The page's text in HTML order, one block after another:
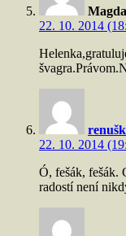
Magda
22. 10. 2014
22. 10. 2014
Ó, fešák, fešák.
radostí není